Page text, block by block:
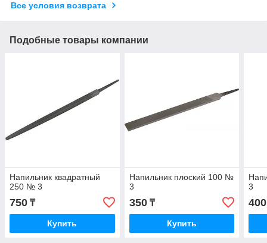
Все условия возврата
Подобные товары компании
Напильник квадратный
250 № 3
750 ₸
Купить
Напильник плоский 100 №
3
350₸
Купить
3
400